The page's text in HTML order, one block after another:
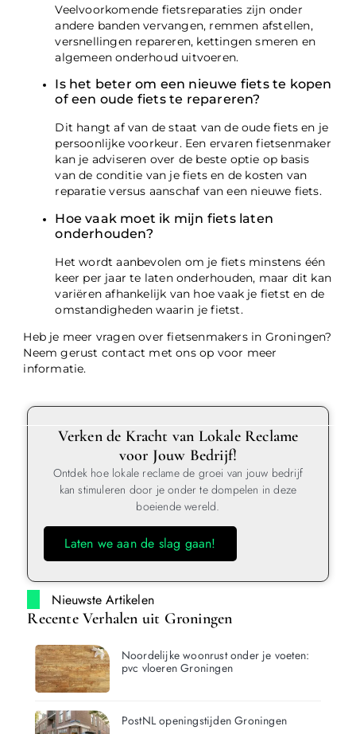
Veelvoorkomende fietsreparaties zijn onder
andere banden vervangen, remmen afstellen,
versnellingen repareren, kettingen smeren en
algemeen onderhoud uitvoeren.
Is het beter om een nieuwe fiets te kopen
of een oude fiets te repareren?
Dit hangt af van de staat van de oude fiets en je
persoonlijke voorkeur. Een ervaren fietsenmaker
kan je adviseren over de beste optie op basis
van de conditie van je fiets en de kosten van
reparatie versus aanschaf van een nieuwe fiets.
Hoe vaak moet ik mijn fiets laten
onderhouden?
Het wordt aanbevolen om je fiets minstens één
keer per jaar te laten onderhouden, maar dit kan
variëren afhankelijk van hoe vaak je fietst en de
omstandigheden waarin je fietst.
Heb je meer vragen over fietsenmakers in Groningen?
Neem gerust contact met ons op voor meer
informatie.
Verken de Kracht van Lokale Reclame
voor Jouw Bedrijf!
Ontdek hoe lokale reclame de groei van jouw bedrijf
kan stimuleren door je onder te dompelen in deze
boeiende wereld.
Laten we aan de slag gaan!
Nieuwste Artikelen
Recente Verhalen uit Groningen
Noordelijke woonrust onder je voeten:
pvc vloeren Groningen
PostNL openingstijden Groningen